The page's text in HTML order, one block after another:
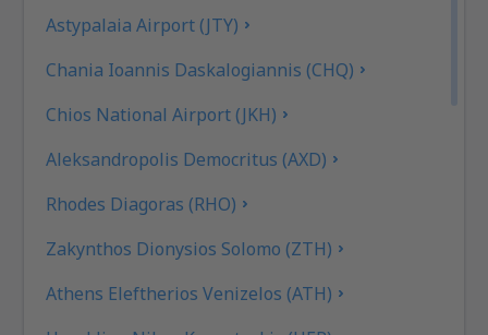
Astypalaia Airport (JTY)
Chania Ioannis Daskalogiannis (CHQ)
Chios National Airport (JKH)
Aleksandropolis Democritus (AXD)
Rhodes Diagoras (RHO)
Zakynthos Dionysios Solomo (ZTH)
Athens Eleftherios Venizelos (ATH)